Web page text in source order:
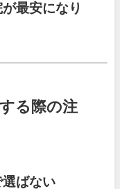
最安になり
る際の注
ばない